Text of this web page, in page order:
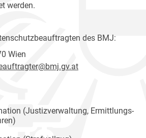
werden.
des BMJ:
Wien
(Justizverwaltung, Ermittlungs-